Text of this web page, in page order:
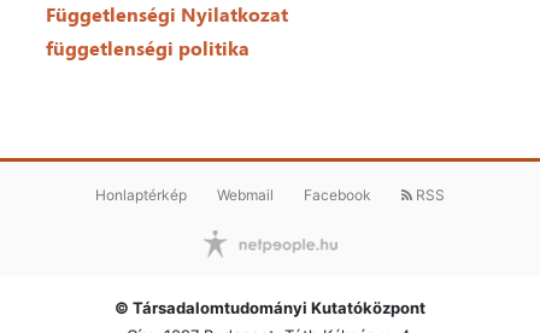
Függetlenségi Nyilatkozat
függetlenségi politika
Honlaptérkép Webmail Facebook RSS
© Társadalomtudományi Kutatóközpont